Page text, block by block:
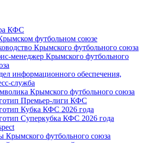
КФС
футбольном союзе
Крымского футбольного союза
менеджер Крымского футбольного
информационного обеспечения,
служба
Крымского футбольного союза
Премьер-лиги КФС
Кубка КФС 2026 года
Суперкубка КФС 2026 года
Крымского футбольного союза